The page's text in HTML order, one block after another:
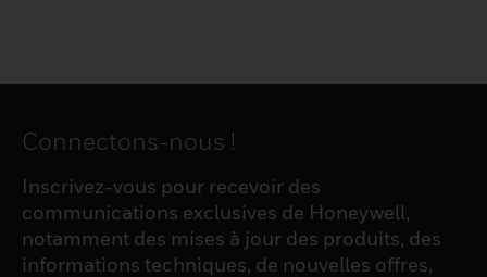
Connectons-nous !
Inscrivez-vous pour recevoir des
communications exclusives de Honeywell,
notamment des mises à jour des produits, des
informations techniques, de nouvelles offres,